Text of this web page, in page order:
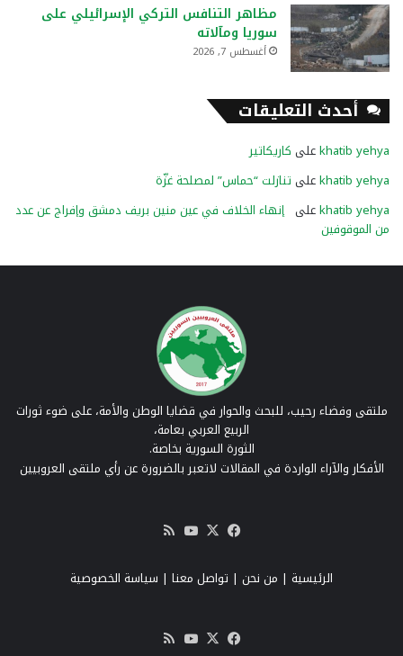
مظاهر التنافس التركي الإسرائيلي على
سوريا ومآلاته
أغسطس 7, 2026
أحدث التعليقات
khatib yehyaعلى كاريكاتير
khatib yehyaعلى تنازلت “حماس” لمصلحة غزّة
khatib yehyaعلى إنهاء الخلاف في عين منين بريف دمشق وإفراج عن عدد
من الموقوفين
ملتقى وفضاء رحيب، للبحث والحوار في قضايا الوطن والأمة، على ضوء ثورات
الربيع العربي بعامة،
الثورة السورية بخاصة.
الأفكار والآراء الواردة في المقالات لاتعبر بالضرورة عن رأي ملتقى العروبيين
فيسبوك
‫X
‫YouTube
RSS
الرئيسية | من نحن | تواصل معنا | سياسة الخصوصية
فيسبوك
‫X
‫YouTube